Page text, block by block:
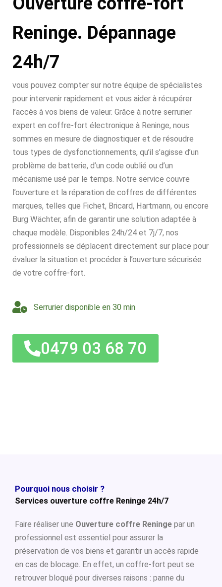
Reninge. Dépannage
24h/7
vous pouvez compter sur notre équipe de spécialistes
pour intervenir rapidement et vous aider à récupérer
l’accès à vos biens de valeur. Grâce à notre serrurier
expert en coffre-fort électronique à Reninge, nous
sommes en mesure de diagnostiquer et de résoudre
tous types de dysfonctionnements, qu’il s’agisse d’un
problème de batterie, d’un code oublié ou d’un
mécanisme usé par le temps. Notre service couvre
l’ouverture et la réparation de coffres de différentes
marques, telles que Fichet, Bricard, Hartmann, ou encore
Burg Wächter, afin de garantir une solution adaptée à
chaque modèle. Disponibles 24h/24 et 7j/7, nos
professionnels se déplacent directement sur place pour
évaluer la situation et procéder à l’ouverture sécurisée
de votre coffre-fort.
Serrurier disponible en 30 min
0479 03 68 70
Pourquoi nous choisir ?
Services ouverture coffre Reninge 24h/7
Faire réaliser une Ouverture coffre Reninge par un
professionnel est essentiel pour assurer la
préservation de vos biens et garantir un accès rapide
en cas de blocage. En effet, un coffre-fort peut se
retrouver bloqué pour diverses raisons : panne du